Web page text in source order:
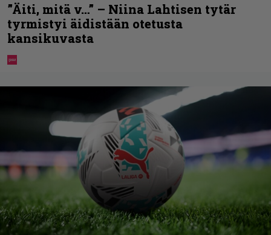
”Äiti, mitä v…” – Niina Lahtisen tytär
tyrmistyi äidistään otetusta
kansikuvasta